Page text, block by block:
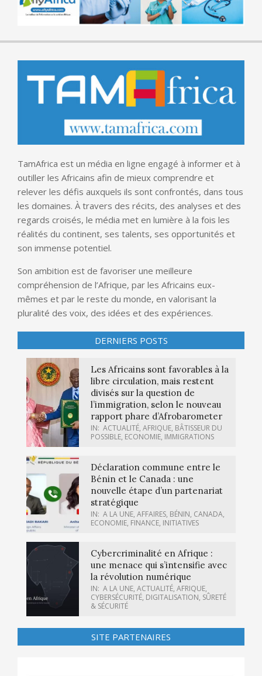
TamAfrica est un média en ligne engagé à informer et à
outiller les Africains afin de mieux comprendre et
relever les défis auxquels ils sont confrontés, dans tous
les domaines. À travers des récits, des analyses et des
regards croisés, le média met en lumière à la fois les
réalités du continent, ses talents, ses opportunités et
son immense potentiel.
Son ambition est de favoriser une meilleure
compréhension de l’Afrique, par les Africains eux-
mêmes et par le reste du monde, en valorisant la
pluralité des voix, des idées et des expériences.
DERNIERS POSTS
Les Africains sont favorables à la
libre circulation, mais restent
divisés sur la question de
l’immigration, selon le nouveau
rapport phare d’Afrobarometer
IN: ACTUALITÉ, AFRIQUE, BÂTISSEUR DU
POSSIBLE, ECONOMIE, IMMIGRATIONS
Déclaration commune entre le
Bénin et le Canada : une
nouvelle étape d’un partenariat
stratégique
IN: A LA UNE, AFFAIRES, BÉNIN, CANADA,
ECONOMIE, FINANCE, INITIATIVES
Cybercriminalité en Afrique :
une menace qui s’intensifie avec
la révolution numérique
IN: A LA UNE, ACTUALITÉ, AFRIQUE,
CYBERSÉCURITÉ, DIGITALISATION, SÛRETÉ
& SÉCURITÉ
SITE PARTENAIRES